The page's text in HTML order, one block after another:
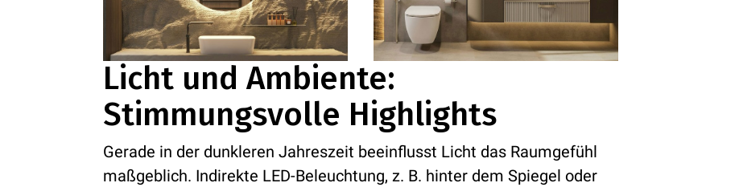
Licht und Ambiente:
Stimmungsvolle Highlights
Gerade in der dunkleren Jahreszeit beeinflusst Licht das Raumgefühl
maßgeblich. Indirekte LED-Beleuchtung, z. B. hinter dem Spiegel oder